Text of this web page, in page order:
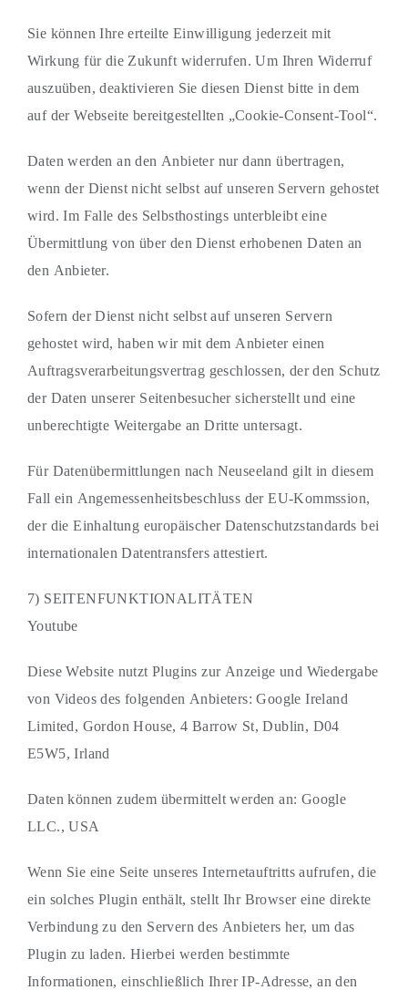
Sie können Ihre erteilte Einwilligung jederzeit mit
Wirkung für die Zukunft widerrufen. Um Ihren Widerruf
auszuüben, deaktivieren Sie diesen Dienst bitte in dem
auf der Webseite bereitgestellten „Cookie-Consent-Tool“.
Daten werden an den Anbieter nur dann übertragen,
wenn der Dienst nicht selbst auf unseren Servern gehostet
wird. Im Falle des Selbsthostings unterbleibt eine
Übermittlung von über den Dienst erhobenen Daten an
den Anbieter.
Sofern der Dienst nicht selbst auf unseren Servern
gehostet wird, haben wir mit dem Anbieter einen
Auftragsverarbeitungsvertrag geschlossen, der den Schutz
der Daten unserer Seitenbesucher sicherstellt und eine
unberechtigte Weitergabe an Dritte untersagt.
Für Datenübermittlungen nach Neuseeland gilt in diesem
Fall ein Angemessenheitsbeschluss der EU-Kommssion,
der die Einhaltung europäischer Datenschutzstandards bei
internationalen Datentransfers attestiert.
7) SEITENFUNKTIONALITÄTEN
Youtube
Diese Website nutzt Plugins zur Anzeige und Wiedergabe
von Videos des folgenden Anbieters: Google Ireland
Limited, Gordon House, 4 Barrow St, Dublin, D04
E5W5, Irland
Daten können zudem übermittelt werden an: Google
LLC., USA
Wenn Sie eine Seite unseres Internetauftritts aufrufen, die
ein solches Plugin enthält, stellt Ihr Browser eine direkte
Verbindung zu den Servern des Anbieters her, um das
Plugin zu laden. Hierbei werden bestimmte
Informationen, einschließlich Ihrer IP-Adresse, an den